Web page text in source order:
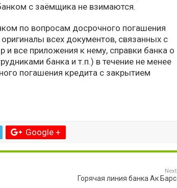
с заёмщика не взимаются.
по вопросам досрочного погашения
всех документов, связанных с
все приложения к нему, справки банка о
банка и т.п.) в течение не менее
погашения кредита c закрытием
Google +
Next
Горячая линия банка Ак Барс